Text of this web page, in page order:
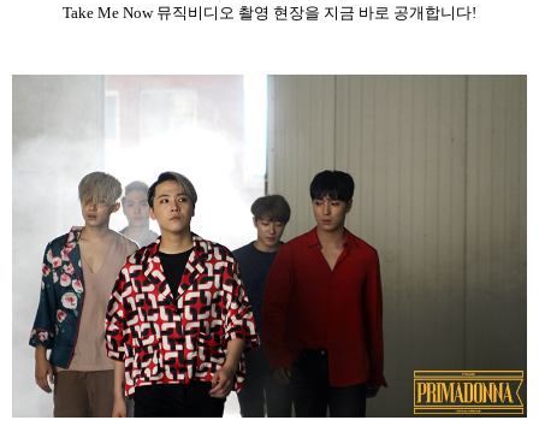
Take Me Now 뮤직비디오 촬영 현장을 지금 바로 공개합니다!